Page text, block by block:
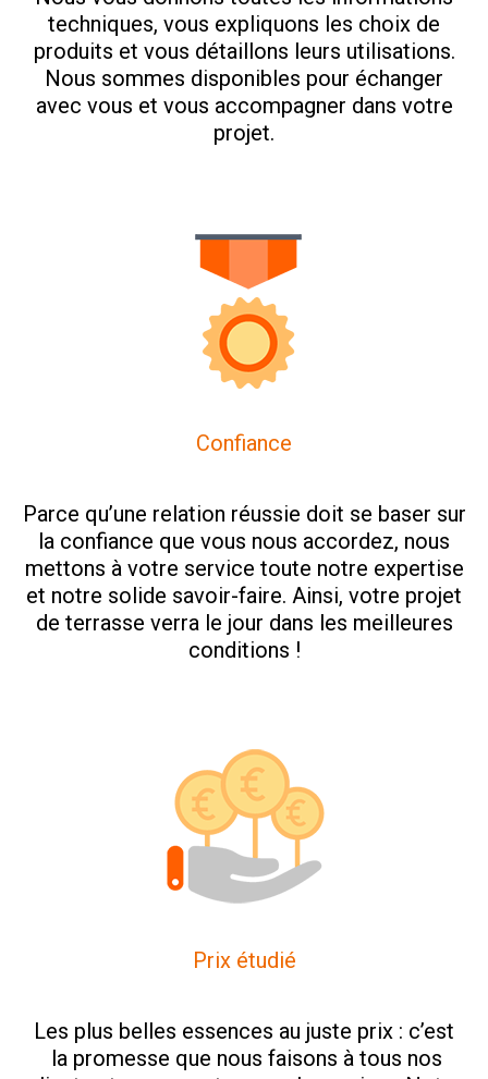
techniques, vous expliquons les choix de
produits et vous détaillons leurs utilisations.
Nous sommes disponibles pour échanger
avec vous et vous accompagner dans votre
projet.
Confiance
Parce qu’une relation réussie doit se baser sur
la confiance que vous nous accordez, nous
mettons à votre service toute notre expertise
et notre solide savoir-faire. Ainsi, votre projet
de terrasse verra le jour dans les meilleures
conditions !
Prix étudié
Les plus belles essences au juste prix : c’est
la promesse que nous faisons à tous nos